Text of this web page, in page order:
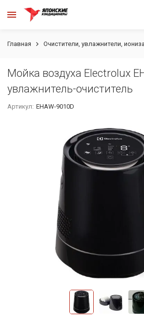
Главная Очистители, увлажнители,
Мойка воздуха Electrolux
увлажнитель-очиститель
Артикул: EHAW-9010D